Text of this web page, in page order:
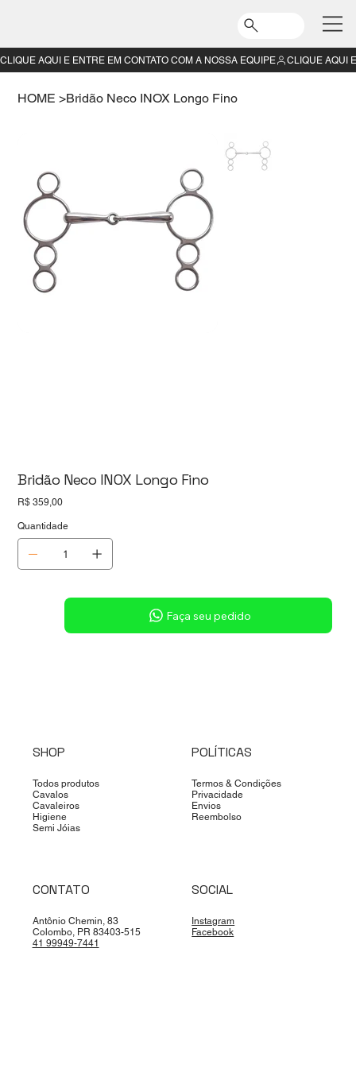
HOME >Bridão Neco INOX Longo Fino
Bridão Neco INOX Longo Fino
Preço
R$ 359,00
Quantidade
Sob consulta
Faça seu pedido
CLIQUE AQUI E ENTRE EM CONTATO COM A NOSSA EQUIPE
SHOP
Todos produtos
Cavalos
Cavaleiros
Higiene
Semi Jóias
POLÍTICAS
Termos & Condições
Privacidade
Envios
Reembolso
CONTATO
Antônio Chemin, 83
Colombo, PR 83403-515
41 99949-7441
SOCIAL
Instagram
Facebook